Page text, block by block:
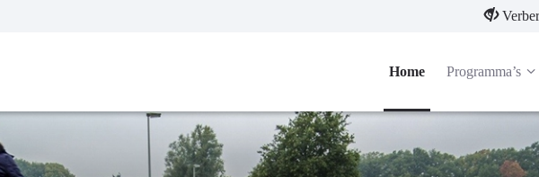
Home Programma’s